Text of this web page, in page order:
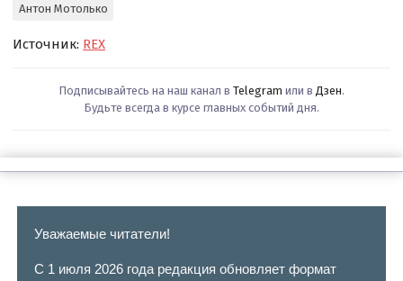
Антон Мотолько
Источник: REX
Подписывайтесь на наш канал в Telegram или в Дзен.
Будьте всегда в курсе главных событий дня.
Уважаемые читатели!
С 1 июля 2026 года редакция обновляет формат